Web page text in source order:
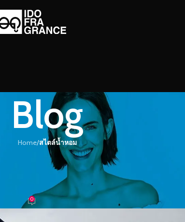
Blog
Home/สไตล์น้ำหอม
หญิงที่คู่ควร กับน้ำหอมกลิ่น ไว
07/2018 0